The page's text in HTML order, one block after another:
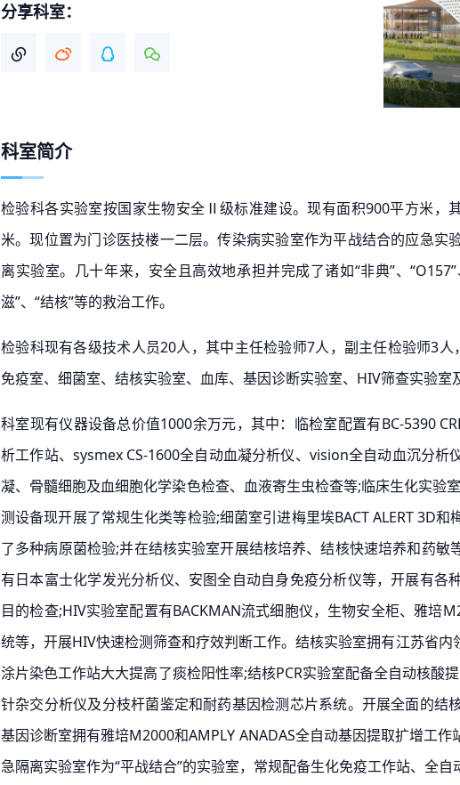
分享科室：
科室简介
检验科各实验室按国家生物安全Ⅱ级标准建设。现有面积900平方米，
米。现位置为门诊医技楼一二层。传染病实验室作为平战结合的应急实
离实验室。几十年来，安全且高效地承担并完成了诸如“非典”、
滋”、“结核”等的救治工作。
检验科现有各级技术人员20人，其中主任检验师7人，副主任检验师3人
免疫室、细菌室、结核实验室、血库、基因诊断实验室、HIV筛查实验室
科室现有仪器设备总价值1000余万元，其中：临检室配置有BC-5390
析工作站、sysmex CS-1600全自动血凝分析仪、vision全自动血沉分析
凝、骨髓细胞及血细胞化学染色检查、血液寄生虫检查等;临床生化实验
测设备现开展了常规生化类等检验;细菌室引进梅里埃BACT ALERT 3D
了多种病原菌检验;并在结核实验室开展结核培养、结核快速培养和药
有日本富士化学发光分析仪、安图全自动自身免疫分析仪等，开展有各
目的检查;HIV实验室配置有BACKMAN流式细胞仪，生物安全柜、雅培
统等，开展HIV快速检测筛查和疗效判断工作。结核实验室拥有江苏省
涂片染色工作站大大提高了痰检阳性率;结核PCR实验室配备全自动核酸
针杂交分析仪及分枝杆菌鉴定和耐药基因检测芯片系统。开展全面的结
基因诊断室拥有雅培M2000和AMPLY ANADAS全自动基因提取扩增工
急隔离实验室作为“平战结合”的实验室，常规配备生化免疫工作站、全